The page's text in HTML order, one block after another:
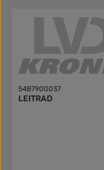
54B7900037
LEITRAD